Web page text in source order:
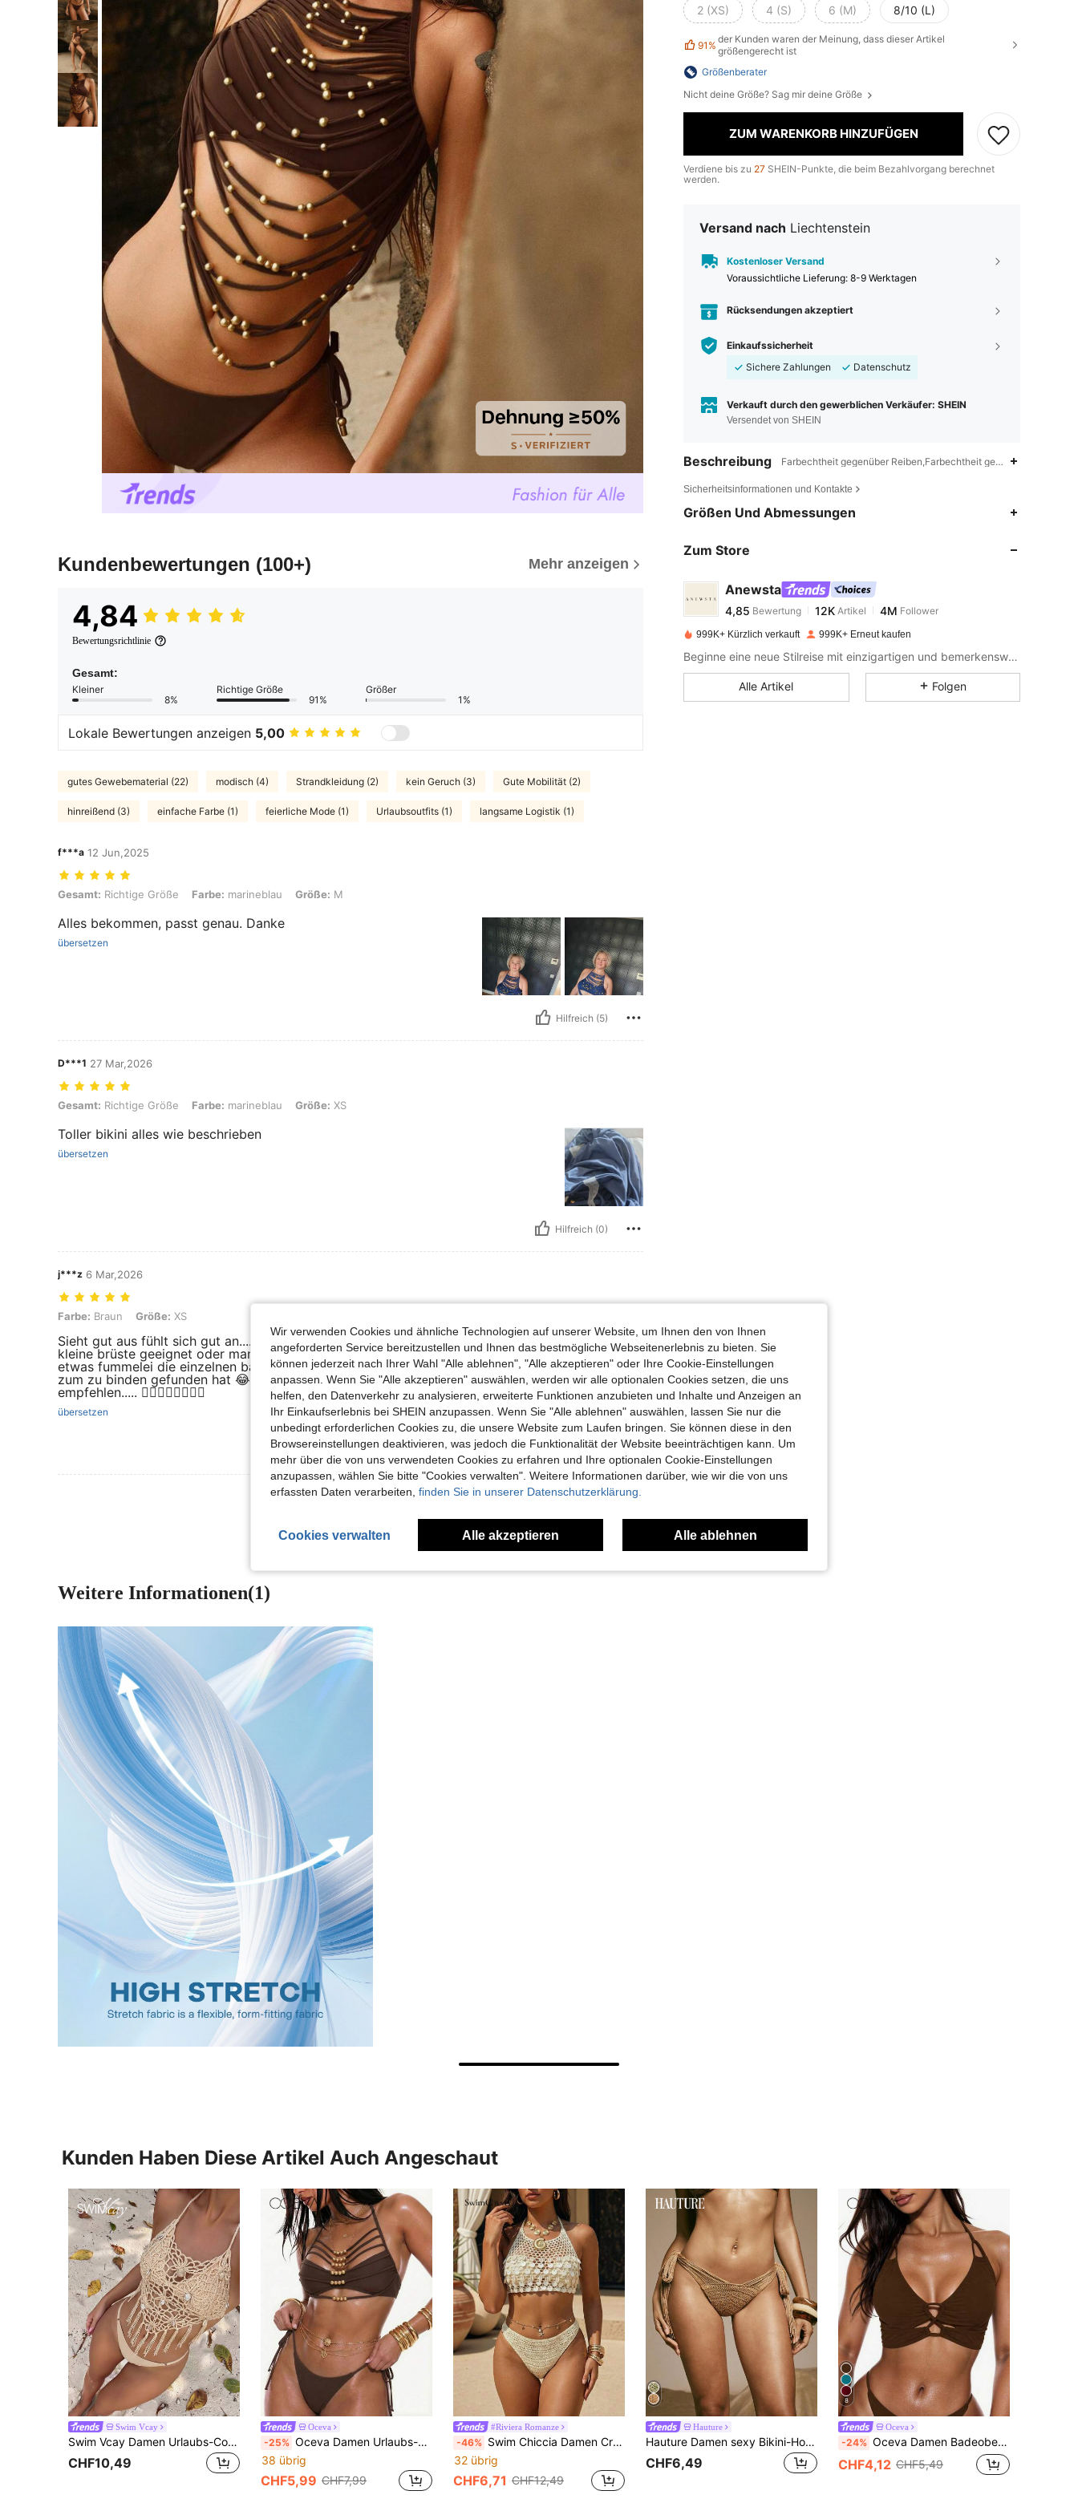
Kundenbewertungen (100+) Mehr anzeigen
4,84
Bewertungsrichtlinie
Gesamt:
Kleiner
8%
Richtige Größe
91%
Größer
1%
Lokale Bewertungen anzeigen 5,00
gutes Gewebematerial (22) modisch (4) Strandkleidung (2) kein Geruch (3) Gute Mobilität (2)
hinreißend (3) einfache Farbe (1) feierliche Mode (1) Urlaubsoutfits (1) langsame Logistik (1)
f***a 12 Jun,2025
Gesamt: Richtige Größe, Farbe: marineblau, Größe: M
Gesamt: Richtige Größe Farbe: marineblau Größe: M
Alles bekommen, passt genau. Danke
übersetzen
Hilfreich (5)
D***1 27 Mar,2026
Gesamt: Richtige Größe, Farbe: marineblau, Größe: XS
Gesamt: Richtige Größe Farbe: marineblau Größe: XS
Toller bikini alles wie beschrieben
übersetzen
Hilfreich (0)
j***z 6 Mar,2026
Farbe: Braun, Größe: XS
Farbe: Braun Größe: XS
Sieht gut aus fühlt sich gut an.... Leider passen die möpse nicht rein es ist mehr für
kleine brüste geeignet oder man muss es um einiges größer bestellen.... Es ist
etwas fummelei die einzelnen bänder zu sortieren bis man dann die bänder für
zum zu binden gefunden hat 😂 Am sich ein sehr schöner Bikini wirklich zu
empfehlen..... 👍🏻👍🏻👍🏻👍🏻
übersetzen
Hilfreich (0)
Mehr Bewertungen Ansehen
2 (XS) 4 (S) 6 (M) 8/10 (L)
91% der Kunden waren der Meinung, dass dieser Artikel
größengerecht ist
Größenberater
Nicht deine Größe? Sag mir deine Größe
ZUM WARENKORB HINZUFÜGEN
Verdiene bis zu 27 SHEIN-Punkte, die beim Bezahlvorgang berechnet
werden.
Versand nach Liechtenstein
Kostenloser Versand
Voraussichtliche Lieferung: 8-9 Werktagen
Rücksendungen akzeptiert
Einkaufssicherheit
Sichere Zahlungen
Datenschutz
Verkauft durch den gewerblichen Verkäufer: SHEIN
Versendet von SHEIN
Beschreibung Farbechtheit gegenüber Reiben,Farbechtheit gegenüber
Sicherheitsinformationen und Kontakte
Größen Und Abmessungen
Zum Store
Anewsta
4,85
4,85 Bewertung 12KArtikel
m***8bezahltVor 1 Tag
4,85
999K+ Kürzlich verkauft 999K+ Erneut kaufen
Beginne eine neue Stilreise mit einzigartigen und bemerkenswerten Kleidungsstücken, die neue Inspiration entfachen.
Alle Artikel Folgen
Weitere Informationen(1)
Kunden Haben Diese Artikel Auch Angeschaut
Swim Vcay
Swim Vcay Damen Urlaubs-Cover-Up Top mit Häkel-Ausschnitten, Quasten-Saum und Neckholder-Ausschnitt
CHF10,49
Oceva
-25% Oceva Damen Urlaubs-Bikini-Set aus zwei Teilen mit Perlen, Cut Out Design, sexy Neckholder und Bindeband
38 übrig
CHF5,99 CHF7,99
#Riviera Romanze
-46% Swim Chiccia Damen Creme Häkelarbeit Handgefertigt Boho Strand, Sommerurlaub Muschel Anhänger Cut Out Strick Cover-Up Top, Beige
32 übrig
CHF6,71 CHF12,49
Hauture
Hauture Damen sexy Bikini-Hose mit hängenden Quasten-Fransen
CHF6,49
8
Oceva
-24% Oceva Damen Badeoberteil mit Kordelzug, elegant-lässig für Frühlings-/Sommerurlaub, Strand, Party - Braun/Erdtöne
CHF4,12 CHF5,49
Wir verwenden Cookies und ähnliche Technologien auf unserer Website, um Ihnen den von Ihnen
angeforderten Service bereitzustellen und Ihnen das bestmögliche Webseitenerlebnis zu bieten. Sie
können jederzeit nach Ihrer Wahl "Alle ablehnen", "Alle akzeptieren" oder Ihre Cookie-Einstellungen
anpassen. Wenn Sie "Alle akzeptieren" auswählen, werden wir alle optionalen Cookies setzen, die uns
helfen, den Datenverkehr zu analysieren, erweiterte Funktionen anzubieten und Inhalte und Anzeigen an
Ihr Einkaufserlebnis bei SHEIN anzupassen. Wenn Sie "Alle ablehnen" auswählen, lassen Sie nur die
unbedingt erforderlichen Cookies zu, die unsere Website zum Laufen bringen. Sie können diese in den
Browsereinstellungen deaktivieren, was jedoch die Funktionalität der Website beeinträchtigen kann. Um
mehr über die von uns verwendeten Cookies zu erfahren und Ihre optionalen Cookie-Einstellungen
anzupassen, wählen Sie bitte "Cookies verwalten". Weitere Informationen darüber, wie wir die von uns
erfassten Daten verarbeiten, finden Sie in unserer Datenschutzerklärung.
Cookies verwalten Alle akzeptieren Alle ablehnen